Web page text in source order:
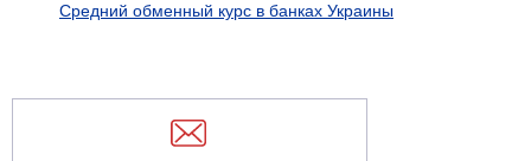
Средний обменный курс в банках Украины